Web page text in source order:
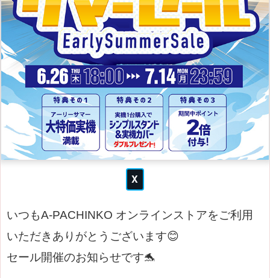
いつもA-PACHINKO オンラインストアをご利用
いただきありがとうございます😊
セール開催のお知らせです🐬